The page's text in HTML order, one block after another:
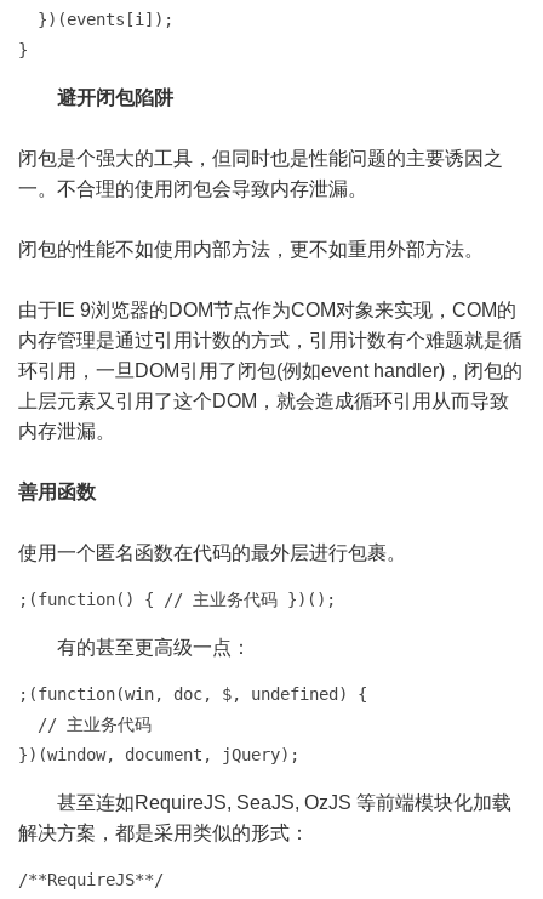
  })(events[i]);
}
避开闭包陷阱
闭包是个强大的工具，但同时也是性能问题的主要诱因之
一。不合理的使用闭包会导致内存泄漏。
闭包的性能不如使用内部方法，更不如重用外部方法。
由于IE 9浏览器的DOM节点作为COM对象来实现，COM的
内存管理是通过引用计数的方式，引用计数有个难题就是循
环引用，一旦DOM引用了闭包(例如event handler)，闭包的
上层元素又引用了这个DOM，就会造成循环引用从而导致
内存泄漏。
善用函数
使用一个匿名函数在代码的最外层进行包裹。
;(function() { // 主业务代码 })();
有的甚至更高级一点：
;(function(win, doc, $, undefined) {
  // 主业务代码
})(window, document, jQuery);
甚至连如RequireJS, SeaJS, OzJS 等前端模块化加载
解决方案，都是采用类似的形式：
/**RequireJS**/